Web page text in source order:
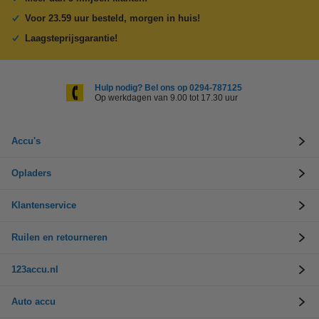
Voor 23.59 uur besteld, morgen in huis!
Laagsteprijsgarantie!
Hulp nodig? Bel ons op 0294-787125
Op werkdagen van 9.00 tot 17.30 uur
Accu's
Opladers
Klantenservice
Ruilen en retourneren
123accu.nl
Auto accu